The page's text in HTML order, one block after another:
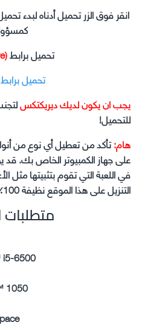
انقر فوق الزر تحميل أدناه لبدء
تحميل برابط(Mediafire)
تحميل
يجب ان يكون لديك ديريكتكس
للتحميل!
هام:تأكد من تعطيل أي نوع من
على جهاز الكمبيوتر الخاص بك.
في اللعبة التي تقوم بتثبيتها مثل
التنزيل على هذا الموقع نظيفة 100٪ ولا تحتوي على أي فيروس!
متطلبات
6500
1050